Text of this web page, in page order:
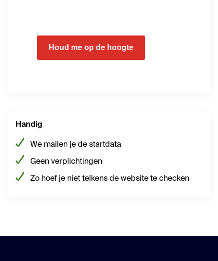
Houd me op de hoogte
Handig
We mailen je de startdata
Geen verplichtingen
Zo hoef je niet telkens de website te checken